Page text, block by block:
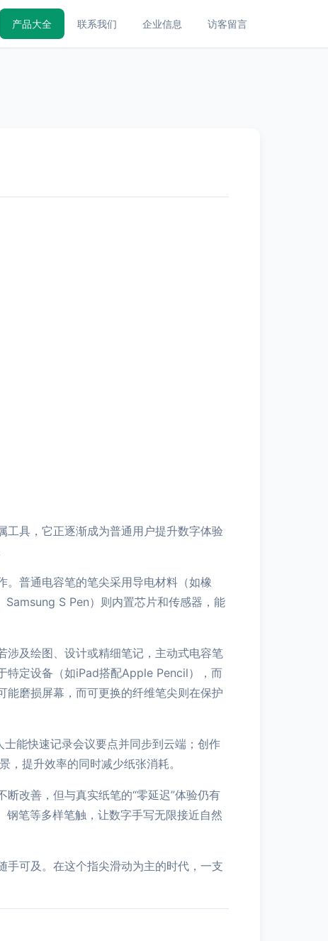
产品大全 联系我们 企业信息 访客留言
具，它正逐渐成为普通用户提升数字体验
。普通电容笔的笔尖采用导电材料（如橡
S Pen）则内置芯片和传感器，能
涉及绘图、设计或精细笔记，主动式电容笔
定设备（如iPad搭配Apple Pencil），而
磨损屏幕，而可更换的纤维笔尖则在保护
能快速记录会议要点并同步到云端；创作
提升效率的同时减少纸张消耗。
改善，但与真实纸笔的“零延迟”体验仍有
笔等多样笔触，让数字手写无限接近自然
可及。在这个指尖滑动为主的时代，一支